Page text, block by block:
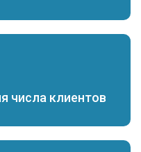
числа клиентов